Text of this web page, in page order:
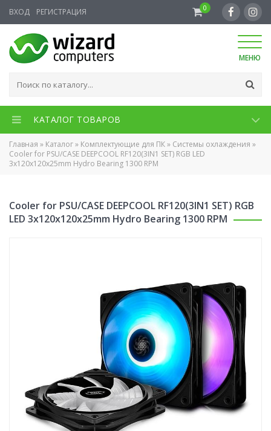
ВХОД РЕГИСТРАЦИЯ 0
МЕНЮ
КАТАЛОГ ТОВАРОВ
Главная » Каталог» Комплектующие для ПК» Системы охлаждения »
Cooler for PSU/CASE DEEPCOOL RF120(3IN1 SET) RGB LED
3x120x120x25mm Hydro Bearing 1300 RPM
Cooler for PSU/CASE DEEPCOOL RF120(3IN1 SET) RGB
LED 3x120x120x25mm Hydro Bearing 1300 RPM